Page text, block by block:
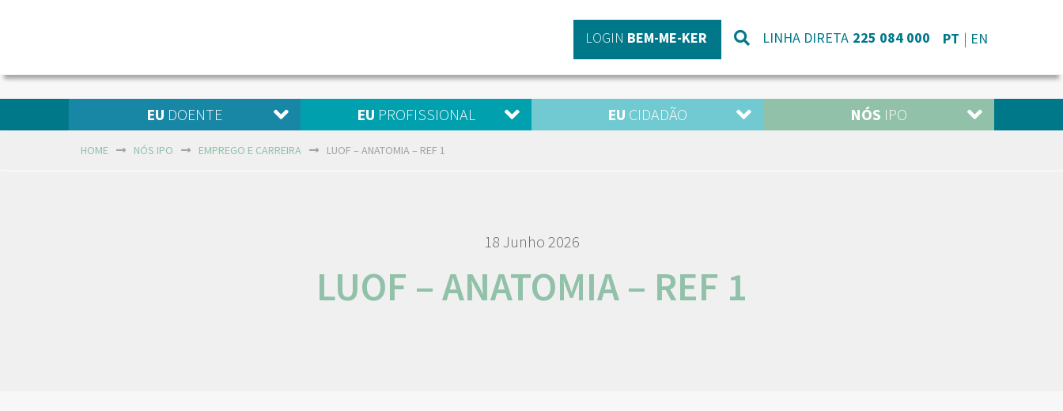
LOGIN BEM-ME-KER LINHA DIRETA 225 084 000 PT EN
EU DOENTE EU PROFISSIONAL EU CIDADÃO NÓS IPO
HOME NÓS IPO EMPREGO E CARREIRA LUOF – ANATOMIA – REF 1
18 Junho 2026
LUOF – ANATOMIA – REF 1